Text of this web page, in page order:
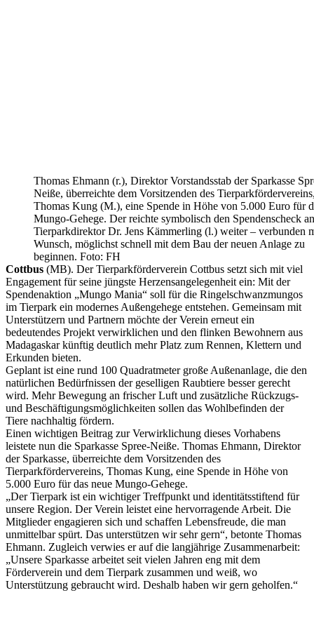
Thomas Ehmann (r.), Direktor Vorstandsstab der Sparkasse
Neiße, überreichte dem Vorsitzenden des
Thomas Kung (M.), eine Spende in Höhe von 5.000 Euro für
Mungo-Gehege. Der reichte symbolisch den Spendenscheck an
Tierparkdirektor Dr. Jens Kämmerling (l.) weiter – verbunden
Wunsch, möglichst schnell mit dem Bau der neuen Anlage zu
beginnen. Foto: FH
Cottbus (MB). Der Tierparkförderverein Cottbus setzt sich mit viel
Engagement für seine jüngste Herzensangelegenheit ein: Mit der
Spendenaktion „Mungo Mania“ soll für die Ringelschwanzmungos
im Tierpark ein modernes Außengehege entstehen. Gemeinsam mit
Unterstützern und Partnern möchte der Verein erneut ein
bedeutendes Projekt verwirklichen und den flinken Bewohnern aus
Madagaskar künftig deutlich mehr Platz zum Rennen, Klettern und
Erkunden bieten.
Geplant ist eine rund 100 Quadratmeter große Außenanlage, die den
natürlichen Bedürfnissen der geselligen Raubtiere besser gerecht
wird. Mehr Bewegung an frischer Luft und zusätzliche Rückzugs-
und Beschäftigungsmöglichkeiten sollen das Wohlbefinden der
Tiere nachhaltig fördern.
Einen wichtigen Beitrag zur Verwirklichung dieses Vorhabens
leistete nun die Sparkasse Spree-Neiße. Thomas Ehmann, Direktor
der Sparkasse, überreichte dem Vorsitzenden des
Tierparkfördervereins, Thomas Kung, eine Spende in Höhe von
5.000 Euro für das neue Mungo-Gehege.
„Der Tierpark ist ein wichtiger Treffpunkt und identitätsstiftend für
unsere Region. Der Verein leistet eine hervorragende Arbeit. Die
Mitglieder engagieren sich und schaffen Lebensfreude, die man
unmittelbar spürt. Das unterstützen wir sehr gern“, betonte Thomas
Ehmann. Zugleich verwies er auf die langjährige Zusammenarbeit:
„Unsere Sparkasse arbeitet seit vielen Jahren eng mit dem
Förderverein und dem Tierpark zusammen und weiß, wo
Unterstützung gebraucht wird. Deshalb haben wir gern geholfen.“